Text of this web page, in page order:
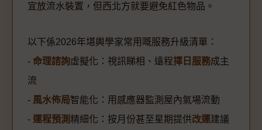
宜放流水裝置，但西北方就要避免紅色物品。
以下係2026年堪輿學家常用嘅服務升級清單：
- 命理諮詢虛擬化：視訊睇相、遠程擇日服務成主
流
- 風水佈局智能化：用感應器監測屋內氣場流動
- 運程預測精細化：按月份甚至星期提供改運建議